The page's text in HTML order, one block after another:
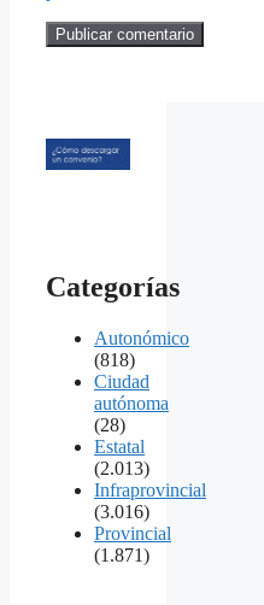
Categorías
Autonómico
(818)
Ciudad
autónoma
(28)
Estatal
(2.013)
Infraprovincial
(3.016)
Provincial
(1.871)